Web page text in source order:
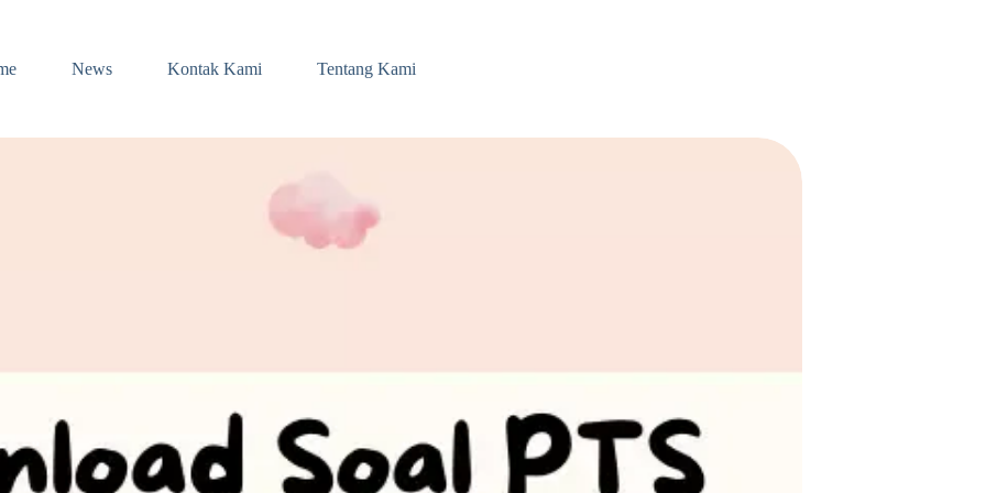
News Kontak Kami Tentang Kami